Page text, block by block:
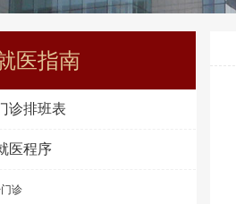
医指南
诊排班表
医程序
诊